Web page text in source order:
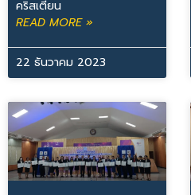
คริสเตียน
READ MORE »
22 ธันวาคม 2023